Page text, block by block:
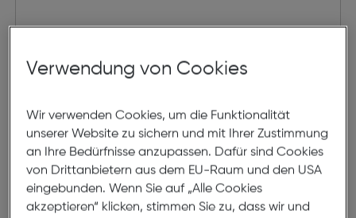
Silva-Schneider BR 230 BT
€ 29,99
in den Warenkorb
Verwendung von Cookies
Wir verwenden Cookies, um die Funktionalität
unserer Website zu sichern und mit Ihrer Zustimmung
an Ihre Bedürfnisse anzupassen. Dafür sind Cookies
von Drittanbietern aus dem EU-Raum und den USA
eingebunden. Wenn Sie auf „Alle Cookies
akzeptieren“ klicken, stimmen Sie zu, dass wir und